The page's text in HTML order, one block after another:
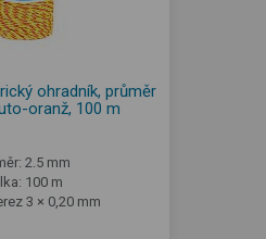
ohradník, průměr
oranž, 100 m
2.5 mm
100 m
3 × 0,20 mm